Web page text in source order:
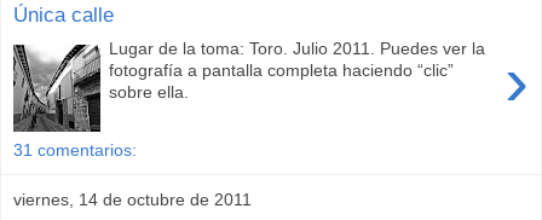
Única calle
›
Lugar de la toma: Toro. Julio 2011. Puedes ver la
fotografía a pantalla completa haciendo “clic”
sobre ella.
31 comentarios:
viernes, 14 de octubre de 2011